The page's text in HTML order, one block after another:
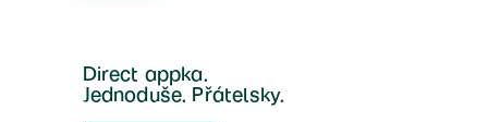
Direct appka.
Jednoduše. Přátelsky.